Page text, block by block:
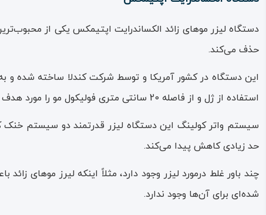
دستگاه لیزر موهای زائد الکساندرایت اپتیمکس یکی از
حذف می‌کند.
استفاده از ژل و از فاصله 20 سانتی متری فولیکول مو را مورد هدف قرار دهد و آن را از بین ببرد.
سیستم واتر کولینگ این دستگاه لیزر قدرتمند دو سیستم خنک
حد زیادی کاهش پیدا می‌کند.
چند باور غلط درمورد لیزر وجود دارد، مثلاً اینکه لیرز
شده‌ای برای آن‌ها وجود ندارد.